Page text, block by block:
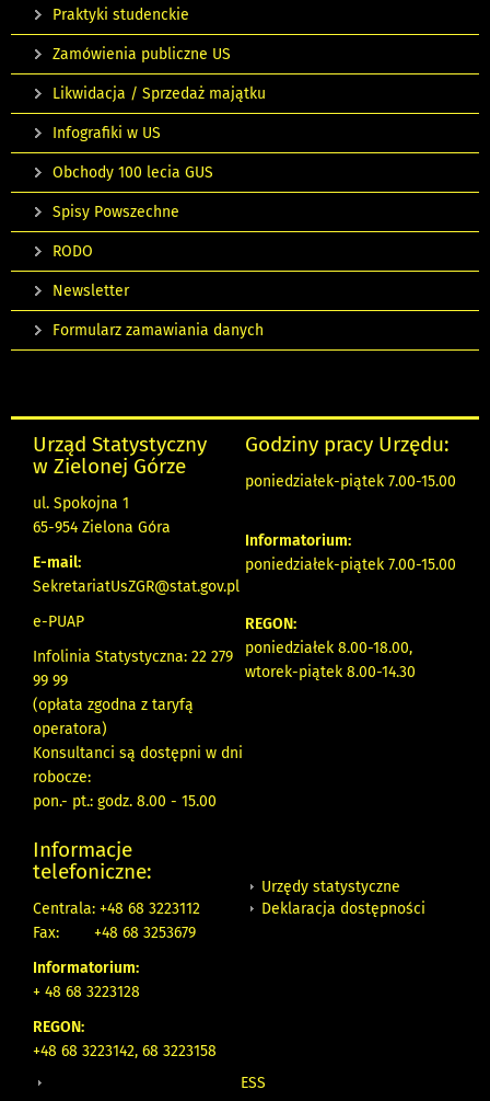
Praktyki studenckie
Zamówienia publiczne US
Likwidacja / Sprzedaż majątku
Infografiki w US
Obchody 100 lecia GUS
Spisy Powszechne
RODO
Newsletter
Formularz zamawiania danych
Urząd Statystyczny
w Zielonej Górze
ul. Spokojna 1
65-954 Zielona Góra
E-mail:
SekretariatUsZGR@stat.gov.pl
e-PUAP
Infolinia Statystyczna: 22 279
99 99
(opłata zgodna z taryfą
operatora)
Konsultanci są dostępni w dni
robocze:
pon.- pt.: godz. 8.00 - 15.00
Godziny pracy Urzędu:
poniedziałek-piątek 7.00-15.00
Informatorium:
poniedziałek-piątek 7.00-15.00
REGON:
poniedziałek 8.00-18.00,
wtorek-piątek 8.00-14.30
Informacje
telefoniczne:
Centrala: +48 68 3223112
Fax:
+48 68 3253679
Informatorium:
+ 48 68 3223128
REGON:
+48 68 3223142, 68 3223158
Urzędy statystyczne
Deklaracja dostępności
ESS